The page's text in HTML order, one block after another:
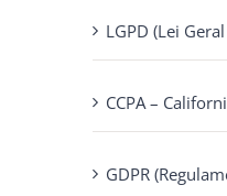
LGPD (Lei
CCPA –
GDPR